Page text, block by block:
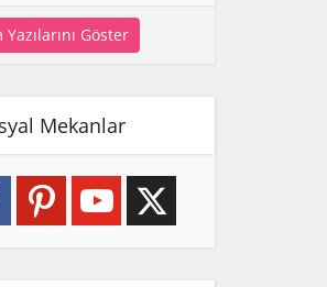
Yazılarını Göster
Mekanlar